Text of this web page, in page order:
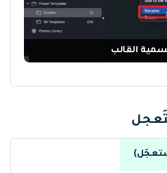
القالب